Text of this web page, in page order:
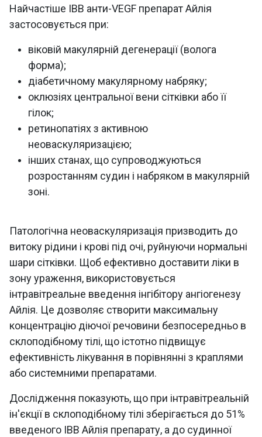
Найчастіше ІВВ анти-VEGF препарат Айлія
застосовується при:
віковій макулярній дегенерації (волога
форма);
діабетичному макулярному набряку;
оклюзіях центральної вени сітківки або її
гілок;
ретинопатіях з активною
неоваскуляризацією;
інших станах, що супроводжуються
розростанням судин і набряком в макулярній
зоні.
Патологічна неоваскуляризація призводить до
витоку рідини і крові під очі, руйнуючи нормальні
шари сітківки. Щоб ефективно доставити ліки в
зону ураження, використовується
інтравітреальне введення інгібітору ангіогенезу
Айлія. Це дозволяє створити максимальну
концентрацію діючої речовини безпосередньо в
склоподібному тілі, що істотно підвищує
ефективність лікування в порівнянні з краплями
або системними препаратами.
Дослідження показують, що при інтравітреальній
ін'єкції в склоподібному тілі зберігається до 51%
введеного ІВВ Айлія препарату, а до судинної